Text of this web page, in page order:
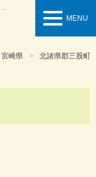
MENU
宮崎県 北諸県郡三股町